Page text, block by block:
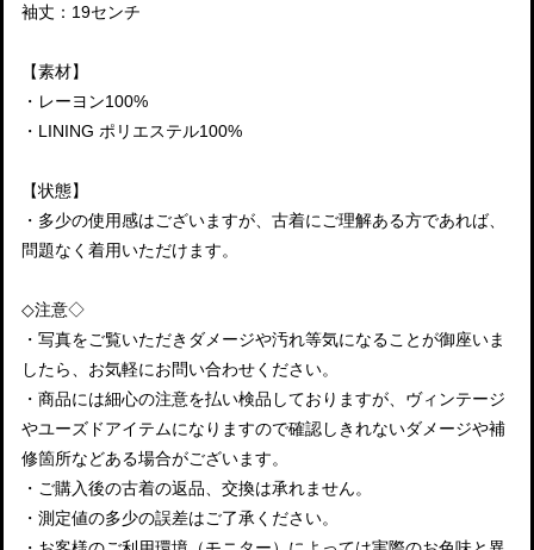
袖丈：19センチ
【素材】
・レーヨン100%
・LINING ポリエステル100%
【状態】
・多少の使用感はございますが、古着にご理解ある方であれば、
問題なく着用いただけます。
◇注意◇
・写真をご覧いただきダメージや汚れ等気になることが御座いま
したら、お気軽にお問い合わせください。
・商品には細心の注意を払い検品しておりますが、ヴィンテージ
やユーズドアイテムになりますので確認しきれないダメージや補
修箇所などある場合がございます。
・ご購入後の古着の返品、交換は承れません。
・測定値の多少の誤差はご了承ください。